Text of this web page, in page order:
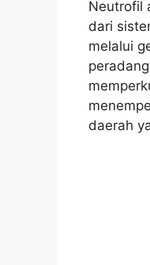
Neutrofil
dari
melalui
daerah